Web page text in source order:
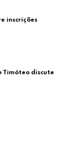
inscrições
Timóteo discute